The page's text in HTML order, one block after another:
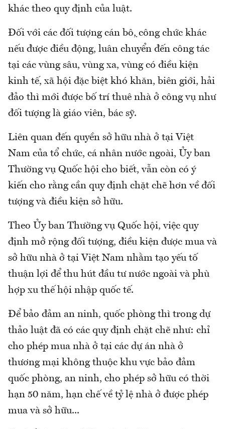
khác theo quy định của luật.
Đối với các đối tượng cán bộ, công chức khác
nếu được điều động, luân chuyển đến công tác
tại các vùng sâu, vùng xa, vùng có điều kiện
kinh tế, xã hội đặc biệt khó khăn, biên giới, hải
đảo thì mới được bố trí thuê nhà ở công vụ như
đối tượng là giáo viên, bác sỹ.
Liên quan đến quyền sở hữu nhà ở tại Việt
Nam của tổ chức, cá nhân nước ngoài, Ủy ban
Thường vụ Quốc hội cho biết, vẫn còn có ý
kiến cho rằng cần quy định chặt chẽ hơn về đối
tượng và điều kiện sở hữu.
Theo Ủy ban Thường vụ Quốc hội, việc quy
định mở rộng đối tượng, điều kiện được mua và
sở hữu nhà ở tại Việt Nam nhằm tạo yếu tố
thuận lợi để thu hút đầu tư nước ngoài và phù
hợp xu thế hội nhập quốc tế.
Để bảo đảm an ninh, quốc phòng thì trong dự
thảo luật đã có các quy định chặt chẽ như: chỉ
cho phép mua nhà ở tại các dự án nhà ở
thương mại không thuộc khu vực bảo đảm
quốc phòng, an ninh, cho phép sở hữu có thời
hạn 50 năm, hạn chế về tỷ lệ nhà ở được phép
mua và sở hữu...